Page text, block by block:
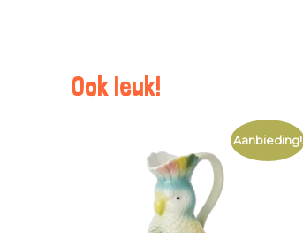
Ook leuk!
Aanbieding!